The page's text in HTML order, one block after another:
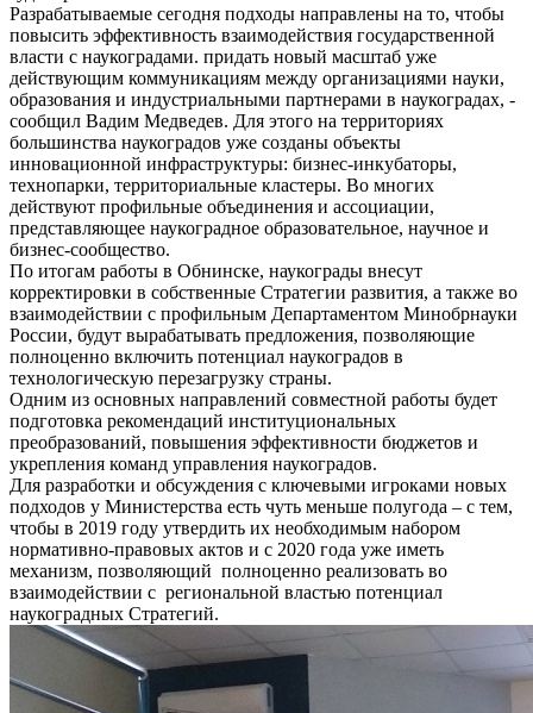
Разрабатываемые сегодня подходы направлены на то, чтобы
повысить эффективность взаимодействия государственной
власти с наукоградами. придать новый масштаб уже
действующим коммуникациям между организациями науки,
образования и индустриальными партнерами в наукоградах, -
сообщил Вадим Медведев. Для этого на территориях
большинства наукоградов уже созданы объекты
инновационной инфраструктуры: бизнес-инкубаторы,
технопарки, территориальные кластеры. Во многих
действуют профильные объединения и ассоциации,
представляющее наукоградное образовательное, научное и
бизнес-сообщество.
По итогам работы в Обнинске, наукограды внесут
корректировки в собственные Стратегии развития, а также во
взаимодействии с профильным Департаментом Минобрнауки
России, будут вырабатывать предложения, позволяющие
полноценно включить потенциал наукоградов в
технологическую перезагрузку страны.
Одним из основных направлений совместной работы будет
подготовка рекомендаций институциональных
преобразований, повышения эффективности бюджетов и
укрепления команд управления наукоградов.
Для разработки и обсуждения с ключевыми игроками новых
подходов у Министерства есть чуть меньше полугода – с тем,
чтобы в 2019 году утвердить их необходимым набором
нормативно-правовых актов и с 2020 года уже иметь
механизм, позволяющий полноценно реализовать во
взаимодействии с региональной властью потенциал
наукоградных Стратегий.